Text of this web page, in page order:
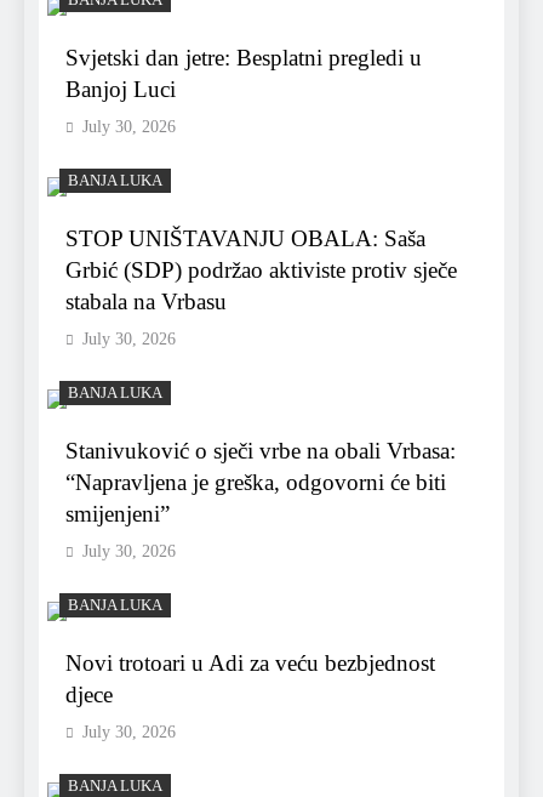
Svjetski dan jetre: Besplatni pregledi u
Banjoj Luci
July 30, 2026
BANJA LUKA
STOP UNIŠTAVANJU OBALA: Saša
Grbić (SDP) podržao aktiviste protiv sječe
stabala na Vrbasu
July 30, 2026
BANJA LUKA
Stanivuković o sječi vrbe na obali Vrbasa:
“Napravljena je greška, odgovorni će biti
smijenjeni”
July 30, 2026
BANJA LUKA
Novi trotoari u Adi za veću bezbjednost
djece
July 30, 2026
BANJA LUKA